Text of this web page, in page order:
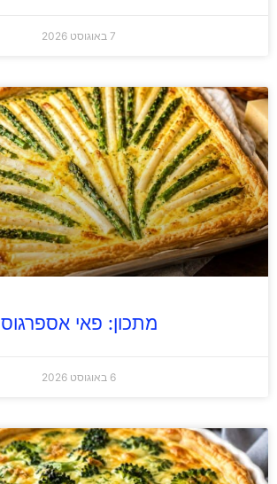
7 באוגוסט 2026
מתכון: פאי אספרגוס
6 באוגוסט 2026